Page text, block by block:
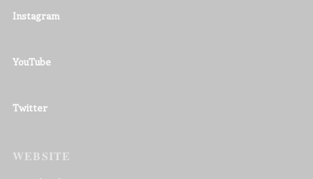
Instagram
YouTube
Twitter
WEBSITE